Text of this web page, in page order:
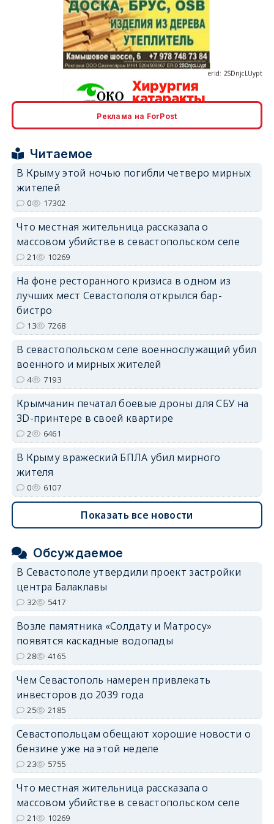
erid: 2SDnjcLUypt
Реклама на ForPost
Читаемое
В Крыму этой ночью погибли четверо мирных
жителей
0 17302
Что местная жительница рассказала о
массовом убийстве в севастопольском селе
21 10269
На фоне ресторанного кризиса в одном из
лучших мест Севастополя открылся бар-
бистро
13 7268
В севастопольском селе военнослужащий убил
военного и мирных жителей
4 7193
Крымчанин печатал боевые дроны для СБУ на
3D-принтере в своей квартире
2 6461
В Крыму вражеский БПЛА убил мирного
жителя
0 6107
Показать все новости
Обсуждаемое
В Севастополе утвердили проект застройки
центра Балаклавы
32 5417
Возле памятника «Солдату и Матросу»
появятся каскадные водопады
28 4165
Чем Севастополь намерен привлекать
инвесторов до 2039 года
25 2185
Севастопольцам обещают хорошие новости о
бензине уже на этой неделе
23 5755
Что местная жительница рассказала о
массовом убийстве в севастопольском селе
21 10269